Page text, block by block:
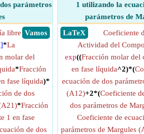
parámetros
​ Vamos
libre
*La
molar del
*Fracción
fase líquida)*
de dos
*Fracción
1 en fase
de dos
1 utilizando la
parámetros de
​ LaTeX
Coeficiente
Actividad del
exp((Fracción molar del
en fase líquida^2)*(
ecuación de dos
(A12)+2*(Coeficiente
dos parámetros de
Coeficiente de
parámetros de Margules